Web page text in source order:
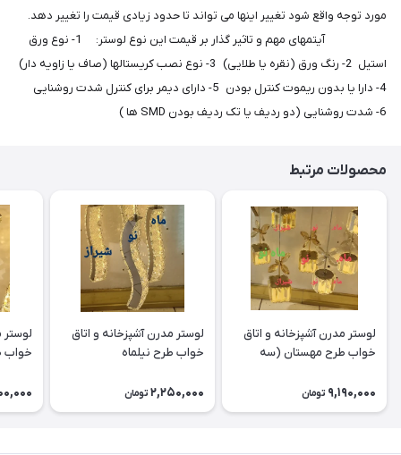
مورد توجه واقع شود تغییر اینها می تواند تا حدود زیادی قیمت را تغییر دهد.
آیتمهای مهم و تاثیر گذار بر قیمت این نوع لوستر: 1- نوع ورق
استیل 2- رنگ ورق (نقره یا طلایی) 3- نوع نصب کریستالها (صاف یا زاویه دار)
4- دارا یا بدون ریموت کنترل بودن 5- دارای دیمر برای کنترل شدت روشنایی
محصولات مرتبط
لوستر مدرن آشپزخانه و اتاق
خواب طرح مهستان (سه
9,190,000 تومان
لوستر مدرن آشپزخانه و اتاق
خواب طرح نیلماه
2,250,000 تومان
لوستر
خواب